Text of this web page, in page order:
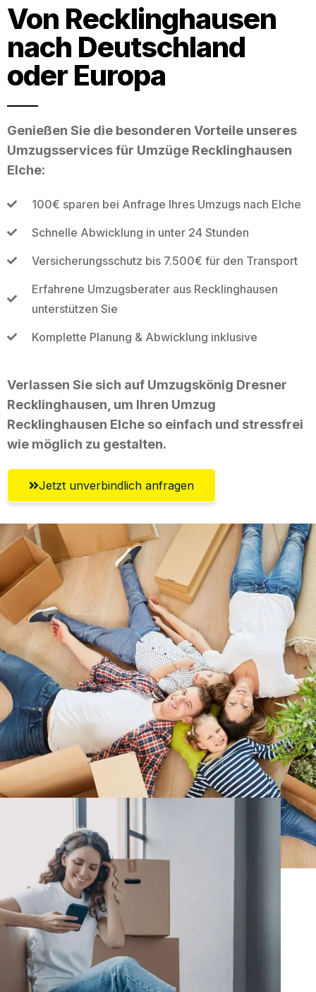
Von Recklinghausen
nach Deutschland
oder Europa
Genießen Sie die besonderen Vorteile unseres
Umzugsservices für Umzüge Recklinghausen
Elche:
100€ sparen bei Anfrage Ihres Umzugs nach Elche
Schnelle Abwicklung in unter 24 Stunden
Versicherungsschutz bis 7.500€ für den Transport
Erfahrene Umzugsberater aus Recklinghausen
unterstützen Sie
Komplette Planung & Abwicklung inklusive
Verlassen Sie sich auf Umzugskönig Dresner
Recklinghausen, um Ihren Umzug
Recklinghausen Elche so einfach und stressfrei
wie möglich zu gestalten.
Jetzt unverbindlich anfragen